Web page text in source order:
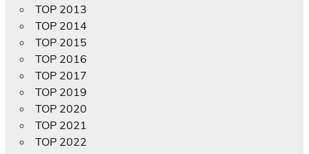
TOP 2013
TOP 2014
TOP 2015
TOP 2016
TOP 2017
TOP 2019
TOP 2020
TOP 2021
TOP 2022